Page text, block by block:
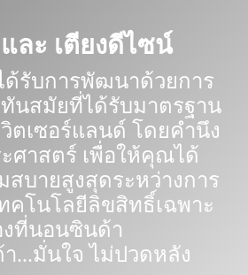
ละ เตียงดีไซน์
รับการพัฒนาด้วยการ
นสมัยที่ได้รับมาตรฐาน
ตเซอร์แลนด์ โดยคำนึง
ศาสตร์ เพื่อให้คุณได้
บายสูงสุดระหว่างการ
คโนโลยีลิขสิทธิ์เฉพาะ
ที่นอนซินด้า
...มั่นใจ ไม่ปวดหลัง